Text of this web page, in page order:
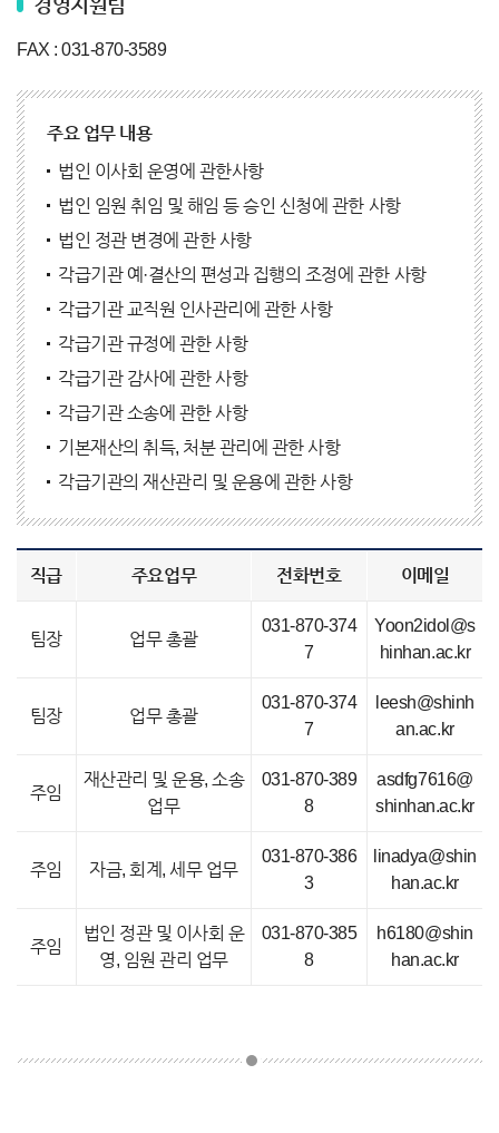
경영지원팀
FAX : 031-870-3589
주요 업무 내용
법인 이사회 운영에 관한사항
법인 임원 취임 및 해임 등 승인 신청에 관한 사항
법인 정관 변경에 관한 사항
각급기관 예·결산의 편성과 집행의 조정에 관한 사항
각급기관 교직원 인사관리에 관한 사항
각급기관 규정에 관한 사항
각급기관 감사에 관한 사항
각급기관 소송에 관한 사항
기본재산의 취득, 처분 관리에 관한 사항
각급기관의 재산관리 및 운용에 관한 사항
직급 주요업무 전화번호 이메일
팀장 업무 총괄
031-870-374
7
Yoon2idol@s
hinhan.ac.kr
팀장 업무 총괄
031-870-374
7
leesh@shinh
an.ac.kr
주임
재산관리 및 운용, 소송
업무
031-870-389
8
asdfg7616@
shinhan.ac.kr
주임 자금, 회계, 세무 업무
031-870-386
3
linadya@shin
han.ac.kr
주임
법인 정관 및 이사회 운
영, 임원 관리 업무
031-870-385
8
h6180@shin
han.ac.kr